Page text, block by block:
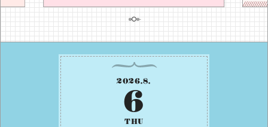
2026.8.
6
THU